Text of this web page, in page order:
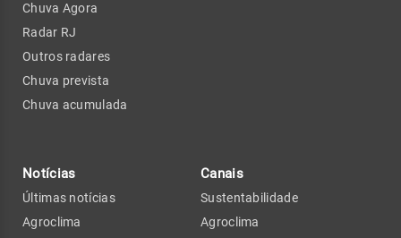
Chuva Agora
Radar RJ
Outros radares
Chuva prevista
Chuva acumulada
Notícias
Últimas notícias
Agroclima
Canais
Sustentabilidade
Agroclima